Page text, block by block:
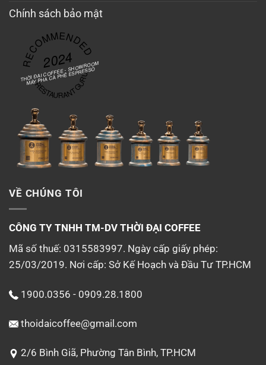
Chính sách bảo mật
RECOMMENDED
2024
THỜI ĐẠI COFFEE - SHOWROOM
MÁY PHA CÀ PHÊ ESPRESSO
RESTAURANT GURU
VỀ CHÚNG TÔI
CÔNG TY TNHH TM-DV THỜI ĐẠI COFFEE
Mã số thuế: 0315583997. Ngày cấp giấy phép:
25/03/2019. Nơi cấp: Sở Kế Hoạch và Đầu Tư TP.HCM
1900.0356 - 0909.28.1800
thoidaicoffee@gmail.com
2/6 Bình Giã, Phường Tân Bình, TP.HCM